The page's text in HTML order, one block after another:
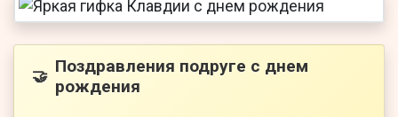
🤝 Поздравления подруге с днем
рождения